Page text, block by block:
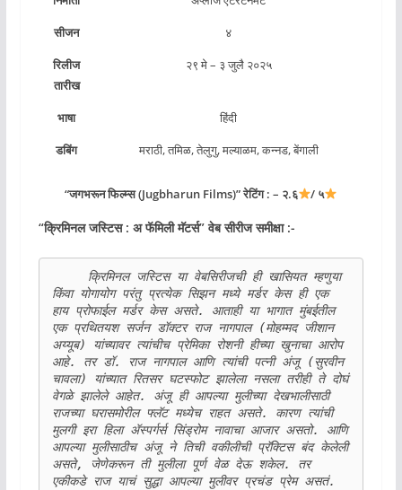
सीजन
४
रिलीज
तारीख
२९ मे – ३ जुलै २०२५
भाषा
हिंदी
डबिंग
मराठी, तमिळ, तेलुगु, मल्याळम, कन्नड, बेंगाली
“जगभरून फिल्म्स (Jugbharun Films)” रेटिंग : – २.६ / ५
“क्रिमिनल जस्टिस : अ फॅमिली मॅटर्स” वेब सीरीज समीक्षा :-
किंवा योगायोग परंतु प्रत्येक सिझन मध्ये मर्डर केस ही एक
हाय प्रोफाईल मर्डर केस असते. आताही या भागात मुंबईतील
एक प्रथितयश सर्जन डॉक्टर राज नागपाल (मोहम्मद जीशान
अय्यूब) यांच्यावर त्यांचीच प्रेमिका रोशनी हीच्या खुनाचा आरोप
आहे. तर डॉ. राज नागपाल आणि त्यांची पत्नी अंजू (सुरवीन
चावला) यांच्यात रितसर घटस्फोट झालेला नसला तरीही ते दोघं
वेगळे झालेले आहेत. अंजू ही आपल्या मुलीच्या देखभालीसाठी
राजच्या घरासमोरील फ्लॅट मध्येच राहत असते. कारण त्यांची
मुलगी इरा हिला ॲस्पर्गर्स सिंड्रोम नावाचा आजार असतो. आणि
आपल्या मुलीसाठीच अंजू ने तिची वकीलीची प्रॅक्टिस बंद केलेली
असते, जेणेकरून ती मुलीला पूर्ण वेळ देऊ शकेल. तर
एकीकडे राज याचं सुद्धा आपल्या मुलीवर प्रचंड प्रेम असतं.